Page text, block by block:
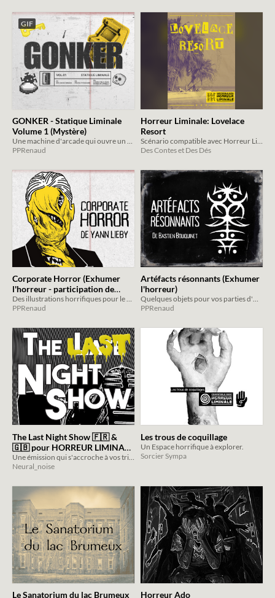
GIF
GONKER - Statique Liminale
Volume 1 (Mystère)
Une machine d'arcade qui ouvre un monde de possibilités...
PPRenaud
Horreur Liminale: Lovelace
Resort
Scénario compatible avec Horreur Liminale
Des Contes et Des Dés
Corporate Horror (Exhumer
l'horreur - participation de
Yann Lieby)
Des illustrations horrifiques pour le Game Jam d'Horreur Liminal
PPRenaud
Artéfacts résonnants (Exhumer
l'horreur)
Quelques objets pour vos parties d'Horreur Liminale
PPRenaud
The Last Night Show 🇫🇷 &
🇬🇧 pour HORREUR LIMINALE
/ for LIMINAL HORROR
$2
Neural_noise
Les trous de coquillage
Un Espace horrifique à explorer.
Sorcier Sympa
Le Sanatorium du lac Brumeux Horreur Ado